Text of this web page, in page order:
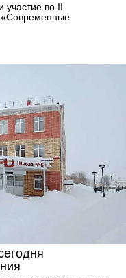
во II
«Современные